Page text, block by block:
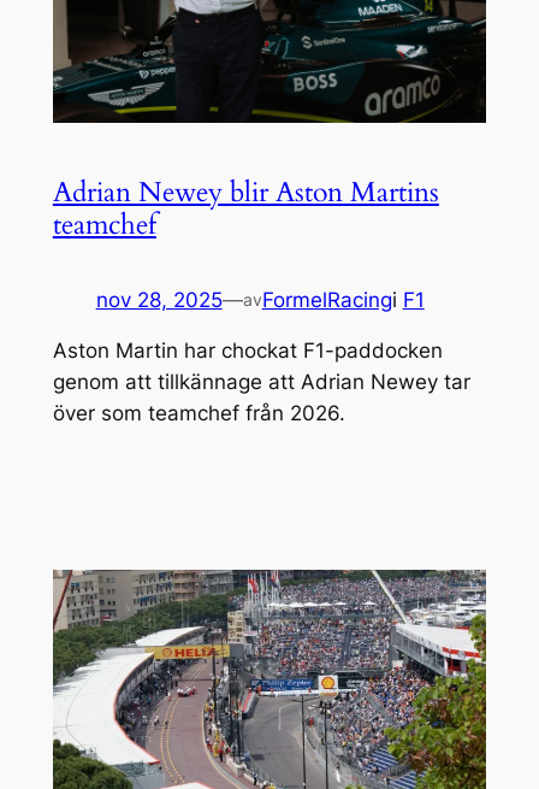
Adrian Newey blir Aston Martins
teamchef
nov 28, 2025—avFormelRacingi F1
Aston Martin har chockat F1-paddocken
genom att tillkännage att Adrian Newey tar
över som teamchef från 2026.